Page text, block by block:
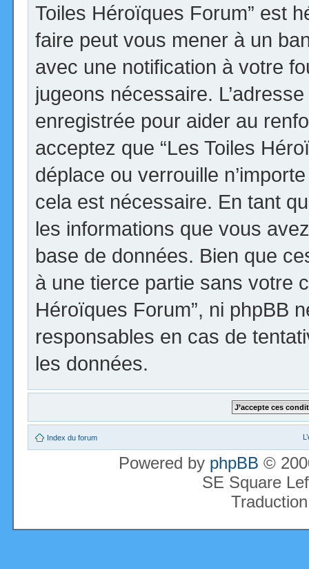
Toiles Héroïques Forum” est
faire peut vous mener à un
avec une notification à votre
jugeons nécessaire.
enregistrée pour aider au
acceptez que “Les Toiles
déplace ou verrouille
cela est nécessaire. En tant
les informations que vous
base de données. Bien que
à une tierce partie sans votre
Héroïques Forum”, ni phpBB
responsables en cas de
les données.
Index du forum
Powered by phpBB ©
SE Square